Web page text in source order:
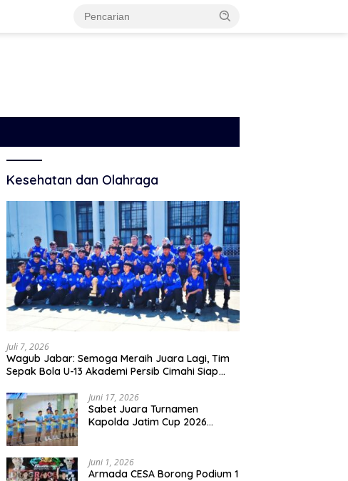
Kesehatan dan Olahraga
Juli 7, 2026
Wagub Jabar: Semoga Meraih Juara Lagi, Tim
Sepak Bola U-13 Akademi Persib Cimahi Siap
Juni 17, 2026
Sabet Juara Turnamen
Kapolda Jatim Cup 2026
Membanggakan
Juni 1, 2026
Armada CESA Borong Podium 1